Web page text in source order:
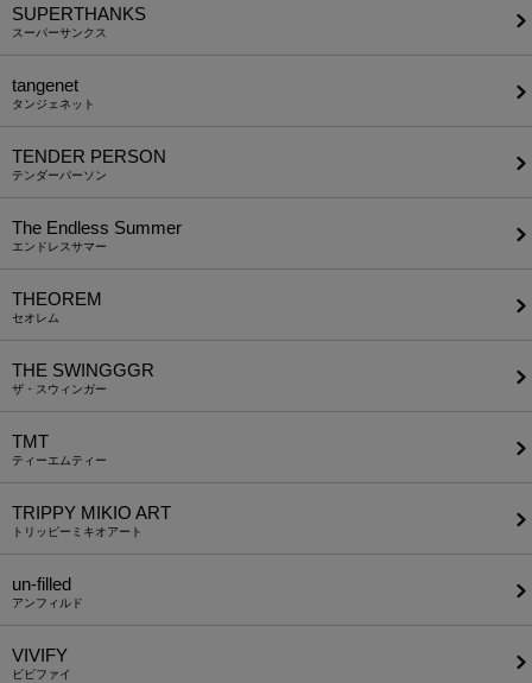
SUPERTHANKS
スーパーサンクス
tangenet
タンジェネット
TENDER PERSON
テンダーパーソン
The Endless Summer
エンドレスサマー
THEOREM
セオレム
THE SWINGGGR
ザ・スウィンガー
TMT
ティーエムティー
TRIPPY MIKIO ART
トリッピーミキオアート
un-filled
アンフィルド
VIVIFY
ビビファイ